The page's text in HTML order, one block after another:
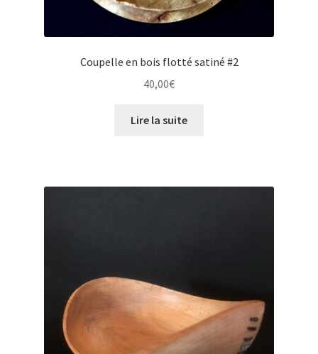
Coupelle en bois flotté satiné #2
40,00€
Lire la suite